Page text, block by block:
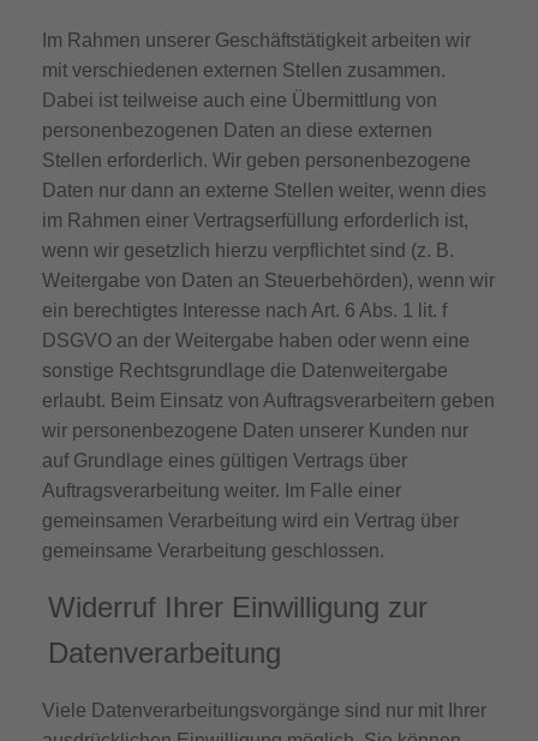
Im Rahmen unserer Geschäftstätigkeit arbeiten wir
mit verschiedenen externen Stellen zusammen.
Dabei ist teilweise auch eine Übermittlung von
personenbezogenen Daten an diese externen
Stellen erforderlich. Wir geben personenbezogene
Daten nur dann an externe Stellen weiter, wenn dies
im Rahmen einer Vertragserfüllung erforderlich ist,
wenn wir gesetzlich hierzu verpflichtet sind (z. B.
Weitergabe von Daten an Steuerbehörden), wenn wir
ein berechtigtes Interesse nach Art. 6 Abs. 1 lit. f
DSGVO an der Weitergabe haben oder wenn eine
sonstige Rechtsgrundlage die Datenweitergabe
erlaubt. Beim Einsatz von Auftragsverarbeitern geben
wir personenbezogene Daten unserer Kunden nur
auf Grundlage eines gültigen Vertrags über
Auftragsverarbeitung weiter. Im Falle einer
gemeinsamen Verarbeitung wird ein Vertrag über
gemeinsame Verarbeitung geschlossen.
Widerruf Ihrer Einwilligung zur
Datenverarbeitung
Viele Datenverarbeitungsvorgänge sind nur mit Ihrer